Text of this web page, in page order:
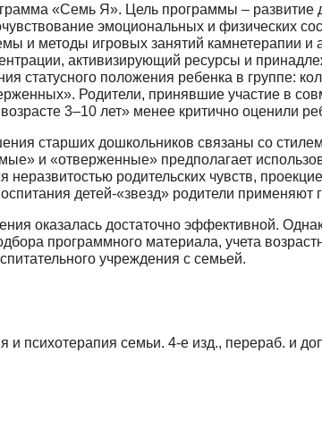
«Семь Я». Цель программы –
эмоциональных и физических
и методы игровых занятий камне­терапии и
активизирующий ресурсы и
статусного положения ребенка в группе:
Родители, принявшие участие в
3–10 лет» менее критич­но оценили
старших дошкольников связаны со
и «отверженные» предполагает
родитель­ских чувств,
детей-«звезд» родители
оказалась достаточно эффективной.
программного материала, учета
учреждения с семьей.
и психотерапия семьи. 4-е изд., перераб. и